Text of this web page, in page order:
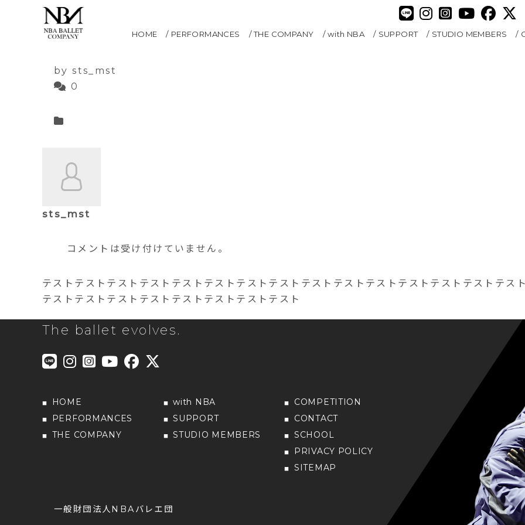
HOME PERFORMANCES THE COMPANY with NBA SUPPORT STUDIO MEMBERS
第11回ラメゾン
2021.04.13
by sts_mst
0
sts_mst
コメントは受け付けていません。
テストテストテストテストテストテストテストテストテストテストテストテストテストテストテス
テストテストテストテストテストテストテストテスト
The ballet evolves.
HOME
PERFORMANCES
THE COMPANY
with NBA
SUPPORT
STUDIO MEMBERS
COMPETITION
CONTACT
SCHOOL
PRIVACY POLICY
SITEMAP
一般財団法人NBAバレエ団